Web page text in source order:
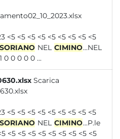
<5 <5 <5 <5 <5 <5 <5 <5 <5
SORIANO NEL CIMINO...NEL
1 0 0 0 0 1 0 0 0 0 0 ...
Scarica
<5 <5 <5 <5 <5 <5 <5 <5 <5
SORIANO NEL CIMINO...P.le
<5 <5 <5 <5 <5 <5 <5 <5 <5